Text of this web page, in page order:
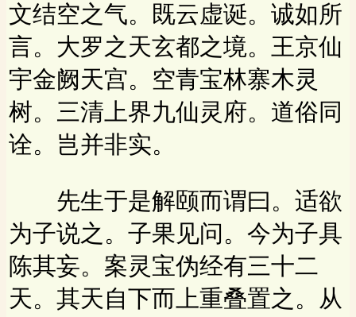
文结空之气。既云虚诞。诚如所
言。大罗之天玄都之境。王京仙
宇金阙天宫。空青宝林寨木灵
树。三清上界九仙灵府。道俗同
诠。岂并非实。
先生于是解颐而谓曰。适欲
为子说之。子果见问。今为子具
陈其妄。案灵宝伪经有三十二
天。其天自下而上重叠置之。从